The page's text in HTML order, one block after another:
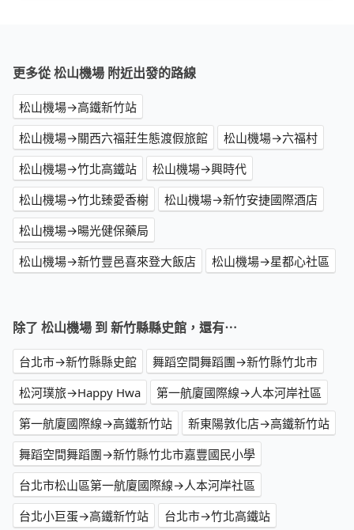
更多從 松山機場 附近出發的路線
松山機場→高鐵新竹站
松山機場→關西六福莊生態渡假旅館
松山機場→六福村
松山機場→竹北高鐵站
松山機場→興時代
松山機場→竹北臻愛香榭
松山機場→新竹安捷國際酒店
松山機場→暘光健保藥局
松山機場→新竹豐邑喜來登大飯店
松山機場→星都心社區
除了 松山機場 到 新竹縣縣史館，還有⋯
台北市→新竹縣縣史館
舞蹈空間舞蹈團→新竹縣竹北市
松河璞旅→Happy Hwa
第一航廈國際線→人本河岸社區
第一航廈國際線→高鐵新竹站
新東陽敦化店→高鐵新竹站
舞蹈空間舞蹈團→新竹縣竹北市嘉豐國民小學
台北市松山區第一航廈國際線→人本河岸社區
台北小巨蛋→高鐵新竹站
台北市→竹北高鐵站